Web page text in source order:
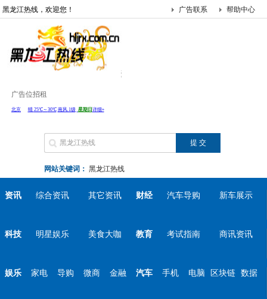
黑龙江热线，欢迎您！ 帮助中心
广告联系
广告位招租
网站关键词： 黑龙江热线
资讯 综合资讯 其它资讯 财经 汽车导购 新车展示
科技 明星娱乐 美食大咖 教育 考试指南 商讯资讯
娱乐 家电 导购 微商 金融 汽车 手机 电脑 区块链 数据